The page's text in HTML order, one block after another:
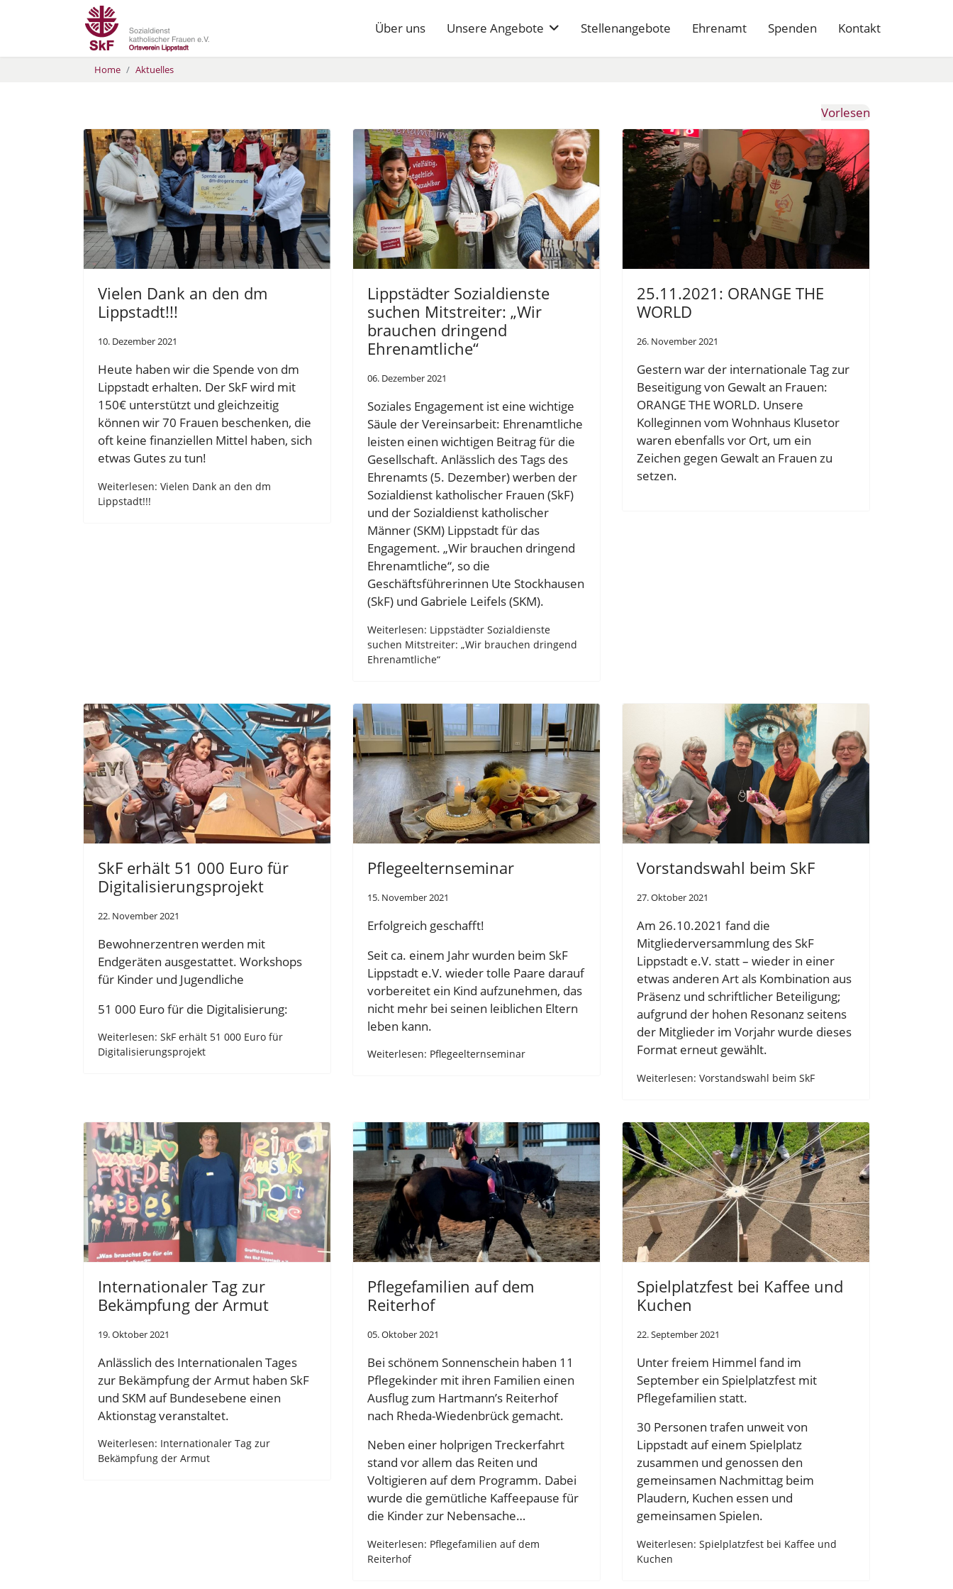
Über uns Unsere Angebote Stellenangebote Ehrenamt Spenden Kontakt
Home Aktuelles
Vorlesen
Vielen Dank an den dm
Lippstadt!!!
10. Dezember 2021
Heute haben wir die Spende von dm
Lippstadt erhalten. Der SkF wird mit
150€ unterstützt und gleichzeitig
können wir 70 Frauen beschenken, die
oft keine finanziellen Mittel haben, sich
etwas Gutes zu tun!
Weiterlesen: Vielen Dank an den dm
Lippstadt!!!
Lippstädter Sozialdienste
suchen Mitstreiter: „Wir
brauchen dringend
Ehrenamtliche“
06. Dezember 2021
Soziales Engagement ist eine wichtige
Säule der Vereinsarbeit: Ehrenamtliche
leisten einen wichtigen Beitrag für die
Gesellschaft. Anlässlich des Tags des
Ehrenamts (5. Dezember) werben der
Sozialdienst katholischer Frauen (SkF)
und der Sozialdienst katholischer
Männer (SKM) Lippstadt für das
Engagement. „Wir brauchen dringend
Ehrenamtliche“, so die
Geschäftsführerinnen Ute Stockhausen
(SkF) und Gabriele Leifels (SKM).
Weiterlesen: Lippstädter Sozialdienste
suchen Mitstreiter: „Wir brauchen dringend
Ehrenamtliche“
25.11.2021: ORANGE THE
WORLD
26. November 2021
Gestern war der internationale Tag zur
Beseitigung von Gewalt an Frauen:
ORANGE THE WORLD. Unsere
Kolleginnen vom Wohnhaus Klusetor
waren ebenfalls vor Ort, um ein
Zeichen gegen Gewalt an Frauen zu
setzen.
SkF erhält 51 000 Euro für
Digitalisierungsprojekt
22. November 2021
Bewohnerzentren werden mit
Endgeräten ausgestattet. Workshops
für Kinder und Jugendliche
51 000 Euro für die Digitalisierung:
Weiterlesen: SkF erhält 51 000 Euro für
Digitalisierungsprojekt
Pflegeelternseminar
15. November 2021
Erfolgreich geschafft!
Seit ca. einem Jahr wurden beim SkF
Lippstadt e.V. wieder tolle Paare darauf
vorbereitet ein Kind aufzunehmen, das
nicht mehr bei seinen leiblichen Eltern
leben kann.
Weiterlesen: Pflegeelternseminar
Vorstandswahl beim SkF
27. Oktober 2021
Am 26.10.2021 fand die
Mitgliederversammlung des SkF
Lippstadt e.V. statt – wieder in einer
etwas anderen Art als Kombination aus
Präsenz und schriftlicher Beteiligung;
aufgrund der hohen Resonanz seitens
der Mitglieder im Vorjahr wurde dieses
Format erneut gewählt.
Weiterlesen: Vorstandswahl beim SkF
Internationaler Tag zur
Bekämpfung der Armut
19. Oktober 2021
Anlässlich des Internationalen Tages
zur Bekämpfung der Armut haben SkF
und SKM auf Bundesebene einen
Aktionstag veranstaltet.
Weiterlesen: Internationaler Tag zur
Bekämpfung der Armut
Pflegefamilien auf dem
Reiterhof
05. Oktober 2021
Bei schönem Sonnenschein haben 11
Pflegekinder mit ihren Familien einen
Ausflug zum Hartmann’s Reiterhof
nach Rheda-Wiedenbrück gemacht.
Neben einer holprigen Treckerfahrt
stand vor allem das Reiten und
Voltigieren auf dem Programm. Dabei
wurde die gemütliche Kaffeepause für
die Kinder zur Nebensache…
Weiterlesen: Pflegefamilien auf dem
Reiterhof
Spielplatzfest bei Kaffee und
Kuchen
22. September 2021
Unter freiem Himmel fand im
September ein Spielplatzfest mit
Pflegefamilien statt.
30 Personen trafen unweit von
Lippstadt auf einem Spielplatz
zusammen und genossen den
gemeinsamen Nachmittag beim
Plaudern, Kuchen essen und
gemeinsamen Spielen.
Weiterlesen: Spielplatzfest bei Kaffee und
Kuchen